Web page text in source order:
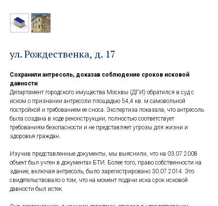
ул. Рождественка, д. 17
Сохранили антресоль, доказав соблюдение сроков исковой
давности
Департамент городского имущества Москвы (ДГИ) обратился в суд с
иском о признании антресоли площадью 54,4 кв. м самовольной
постройкой и требованием ее сноса. Экспертиза показала, что антресоль
была создана в ходе реконструкции, полностью соответствует
требованиям безопасности и не представляет угрозы для жизни и
здоровья граждан.
Изучив представленные документы, мы выяснили, что на 03.07.2008
объект был учтен в документах БТИ. Более того, право собственности на
здание, включая антресоль, было зарегистрировано 30.07.2014. Это
свидетельствовало о том, что на момент подачи иска срок исковой
давности был истек.